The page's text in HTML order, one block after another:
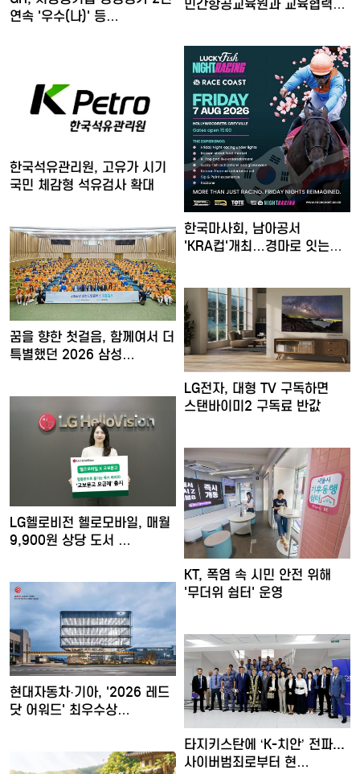
연속 '우수(나)' 등…
민간항공교육원과 교육협력
한국마사회, 남아공서
'KRA컵'개최…경마로 잇는
한국석유관리원, 고유가 시기
국민 체감형 석유검사 확대
꿈을 향한 첫걸음, 함께여서 더
특별했던 2026 삼성…
LG전자, 대형 TV 구독하면
스탠바이미2 구독료 반값
LG헬로비전 헬로모바일, 매월
9,900원 상당 도서 …
KT, 폭염 속 시민 안전 위해
'무더위 쉼터' 운영
현대자동차·기아, '2026 레드
닷 어워드' 최우수상…
타지키스탄에 ‘K-치안’ 전파...
사이버범죄로부터 현…